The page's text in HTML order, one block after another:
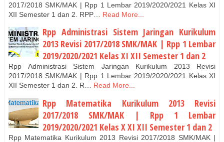
2017/2018 SMK/MAK | Rpp 1 Lembar 2019/2020/2021 Kelas XI
XII Semester 1 dan 2. RPP…
Read More...
Rpp Administrasi Sistem Jaringan Kurikulum
2013 Revisi 2017/2018 SMK/MAK | Rpp 1 Lembar
2019/2020/2021 Kelas XI XII Semester 1 dan 2
Rpp Administrasi Sistem Jaringan Kurikulum 2013 Revisi
2017/2018 SMK/MAK | Rpp 1 Lembar 2019/2020/2021 Kelas XI
XII Semester 1 dan 2. R…
Read More...
Rpp Matematika Kurikulum 2013 Revisi
2017/2018 SMK/MAK | Rpp 1 Lembar
2019/2020/2021 Kelas X XI XII Semester 1 dan 2
Rpp Matematika Kurikulum 2013 Revisi 2017/2018 SMK/MAK |